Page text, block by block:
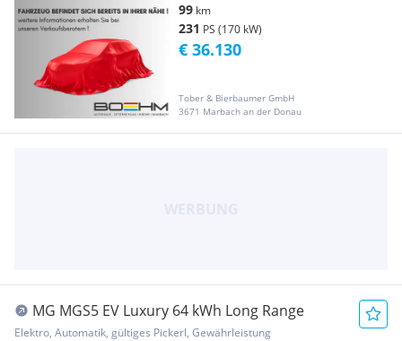
99 km
231 PS (170 kW)
Tober & Bierbaumer GmbH
3671 Marbach an der Donau
€ 36.130
MG MGS5 EV Luxury 64 kWh Long Range
Elektro, Automatik, gültiges Pickerl, Gewährleistung